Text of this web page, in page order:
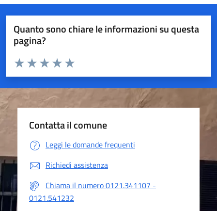
Quanto sono chiare le informazioni su questa
pagina?
Valuta da 1 a 5 stelle la pagina
Valuta 5 stelle su 5
Valuta 4 stelle su 5
Valuta 3 stelle su 5
Valuta 2 stelle su 5
Valuta 1 stelle su 5
Contatta il comune
Leggi le domande frequenti
Richiedi assistenza
Chiama il numero 0121.341107 -
0121.541232